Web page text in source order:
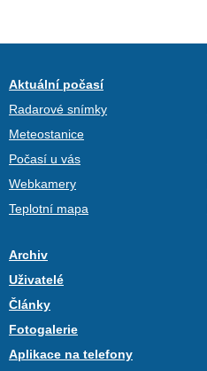
Aktuální počasí
Radarové snímky
Meteostanice
Počasí u vás
Webkamery
Teplotní mapa
Archiv
Uživatelé
Články
Fotogalerie
Aplikace na telefony